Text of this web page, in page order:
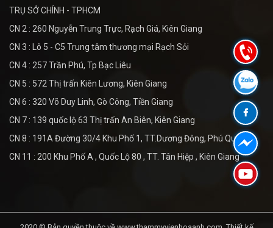
TRỤ SỞ CHÍNH - TPHCM
CN 2 : 260 Nguyễn Trung Trực, Rạch Giá, Kiên Giang
CN 3 : Lô 5 - C5 Trung tâm thương mại Rạch Sỏi
CN 4 : 257 Trần Phú, Tp Bạc Liêu
CN 5 : 572 Thị trấn Kiên Lương, Kiên Giang
CN 6 : 320 Võ Duy Linh, Gò Công, Tiền Giang
CN 7 : 139 quốc lộ 63 Thị trấn An Biên, Kiên Giang
CN 8 : 191A Đường 30/4 Khu Phố 1, TT.Dương Đông, Phú Quốc
CN 11 : 200 Khu Phố A , Quốc Lộ 80 , TT. Tân Hiệp , Kiên Giang